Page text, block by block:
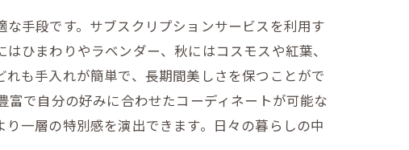
手段です。サブスクリプションサービスを利用す
ひまわりやラベンダー、秋にはコスモスや紅葉、
も手入れが簡単で、長期間美しさを保つことがで
で自分の好みに合わせたコーディネートが可能な
一層の特別感を演出できます。日々の暮らしの中